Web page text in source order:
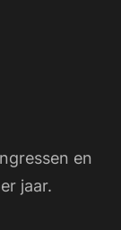
en
jaar.